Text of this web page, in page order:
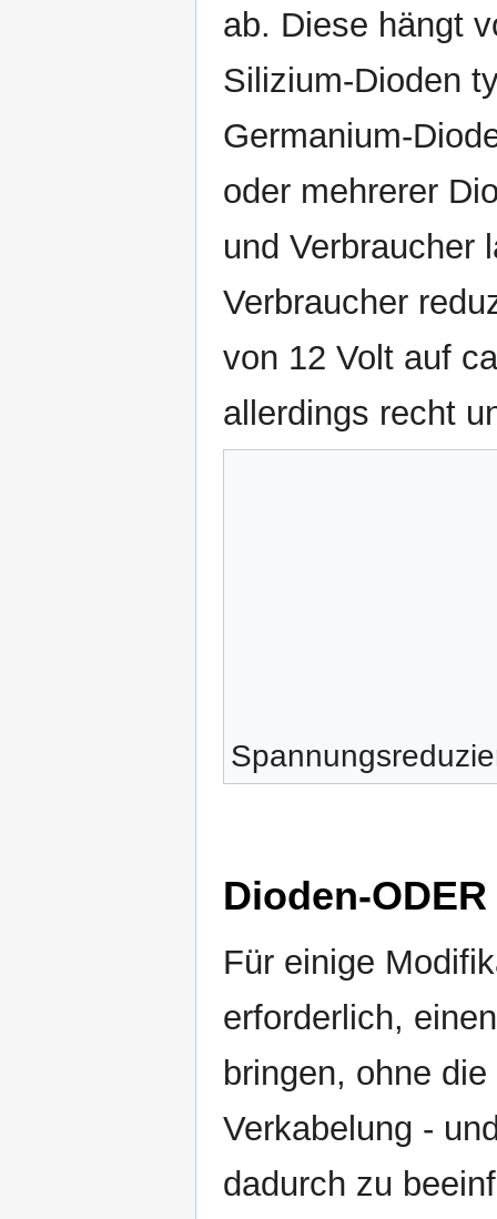
ab. Diese hängt
Silizium-Dioden
Germanium-
oder mehrerer
und Verbraucher
Verbraucher
von 12 Volt auf
allerdings recht
Dioden-ODER
Für einige
erforderlich,
bringen, ohne
Verkabelung -
dadurch zu